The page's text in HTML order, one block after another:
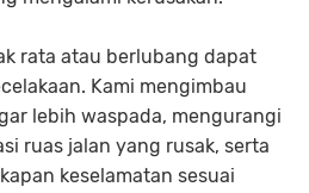
rata atau berlubang dapat
Kami mengimbau
lebih waspada, mengurangi
ruas jalan yang rusak, serta
keselamatan sesuai